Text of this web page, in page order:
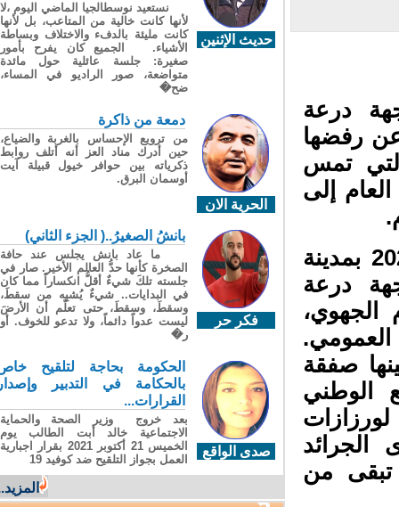
درعة
عن رفضها
تمس
إلى
وسجّل البيان، الذي تم تحريره يوم 9 دجنبر 2025 بمدينة
درعة
الجهوي،
العمومي.
صفقة
الجرائد
تبقى من
حديث الإثنين
نستعيد نوسطالجيا الماضي اليوم ،لا
لأنها كانت خالية من المتاعب، بل لأنها
كانت مليئة بالدفء والاختلاف وبساطة
الأشياء. الجميع كان يفرح بأمور
صغيرة: جلسة عائلية حول مائدة
متواضعة، صور الراديو في المساء،
ضح�
الحرية الان
دمعة من ذاكرة
من ترويع الإحساس بالغربة والضياع،
حين أدرك مناد العز أنه أتلف روابط
ذكرياته بين حوافر خيول قبيلة آيت
أوسمان البرق.
فكر حر
بانشُ الصغيرُ..( الجزء الثاني)
ما عاد بانش يجلس عند حافة
الصخرة كأنها حدُّ العالم الأخير. صار في
جلسته تلكَ شيءٌ أقلُّ انكساراً مما كان
في البدايات.. شيءٌ يُشبِه من سقطَ،
وسقطَ، وسقطَ، حتى تعلّم أن الأرضَ
ليست عدواً دائماً، ولا تدعو للخوف. أو
ر�
صدى الواقع
الحكومة بحاجة لتلقيح خاص
بالحكامة في التدبير وإصدار
القرارات...
بعد خروج وزير الصحة والحماية
الاجتماعية خالد أبت الطالب يوم
الخميس 21 أكتوبر 2021 بقرار اجبارية
العمل بجواز التلقيح ضد كوفيد 19
المزيد...